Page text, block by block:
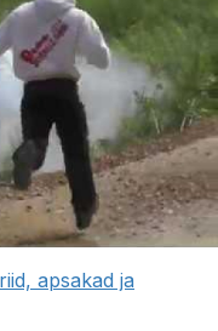
apsakad ja